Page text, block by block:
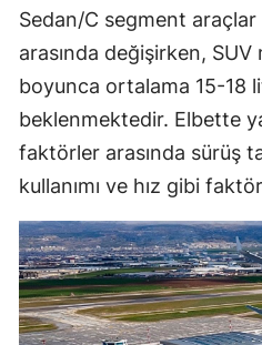
Sedan/C segment
arasında değişirken,
boyunca ortalama 15-18
beklenmektedir. Elbette
faktörler arasında sürüş
kullanımı ve hız gibi